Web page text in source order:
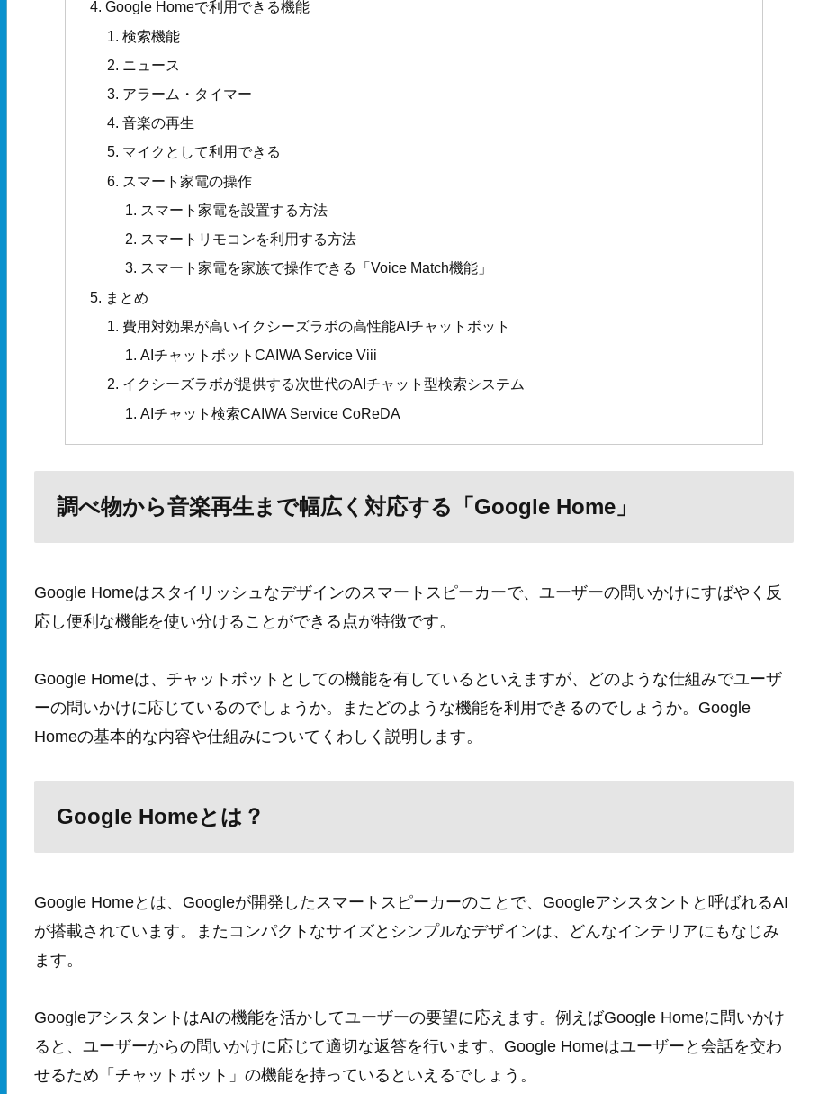
Google Homeで利用できる機能
検索機能
ニュース
アラーム・タイマー
音楽の再生
マイクとして利用できる
スマート家電の操作
スマート家電を設置する方法
スマートリモコンを利用する方法
スマート家電を家族で操作できる「Voice Match機能」
まとめ
費用対効果が高いイクシーズラボの高性能AIチャットボット
AIチャットボットCAIWA Service Viii
イクシーズラボが提供する次世代のAIチャット型検索システム
AIチャット検索CAIWA Service CoReDA
調べ物から音楽再生まで幅広く対応する「Google Home」
Google Homeはスタイリッシュなデザインのスマートスピーカーで、ユーザーの問いかけにすばやく反
応し便利な機能を使い分けることができる点が特徴です。
Google Homeは、チャットボットとしての機能を有しているといえますが、どのような仕組みでユーザ
ーの問いかけに応じているのでしょうか。またどのような機能を利用できるのでしょうか。Google
Homeの基本的な内容や仕組みについてくわしく説明します。
Google Homeとは？
Google Homeとは、Googleが開発したスマートスピーカーのことで、Googleアシスタントと呼ばれるAI
が搭載されています。またコンパクトなサイズとシンプルなデザインは、どんなインテリアにもなじみ
ます。
GoogleアシスタントはAIの機能を活かしてユーザーの要望に応えます。例えばGoogle Homeに問いかけ
ると、ユーザーからの問いかけに応じて適切な返答を行います。Google Homeはユーザーと会話を交わ
せるため「チャットボット」の機能を持っているといえるでしょう。